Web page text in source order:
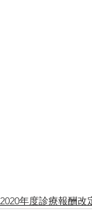
2020年度診療報酬改